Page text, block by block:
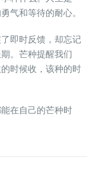
气和等待的耐心。
即时反馈，却忘记
。芒种提醒我们
时候收，该种的时
在自己的芒种时